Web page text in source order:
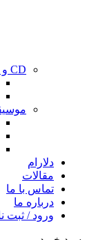
CD و کتاب آموزشی
دلارام
مقالات
تماس با ما
درباره ما
ورود / ثبت